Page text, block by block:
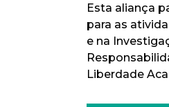
Esta aliança
para as
e na
Liberdade